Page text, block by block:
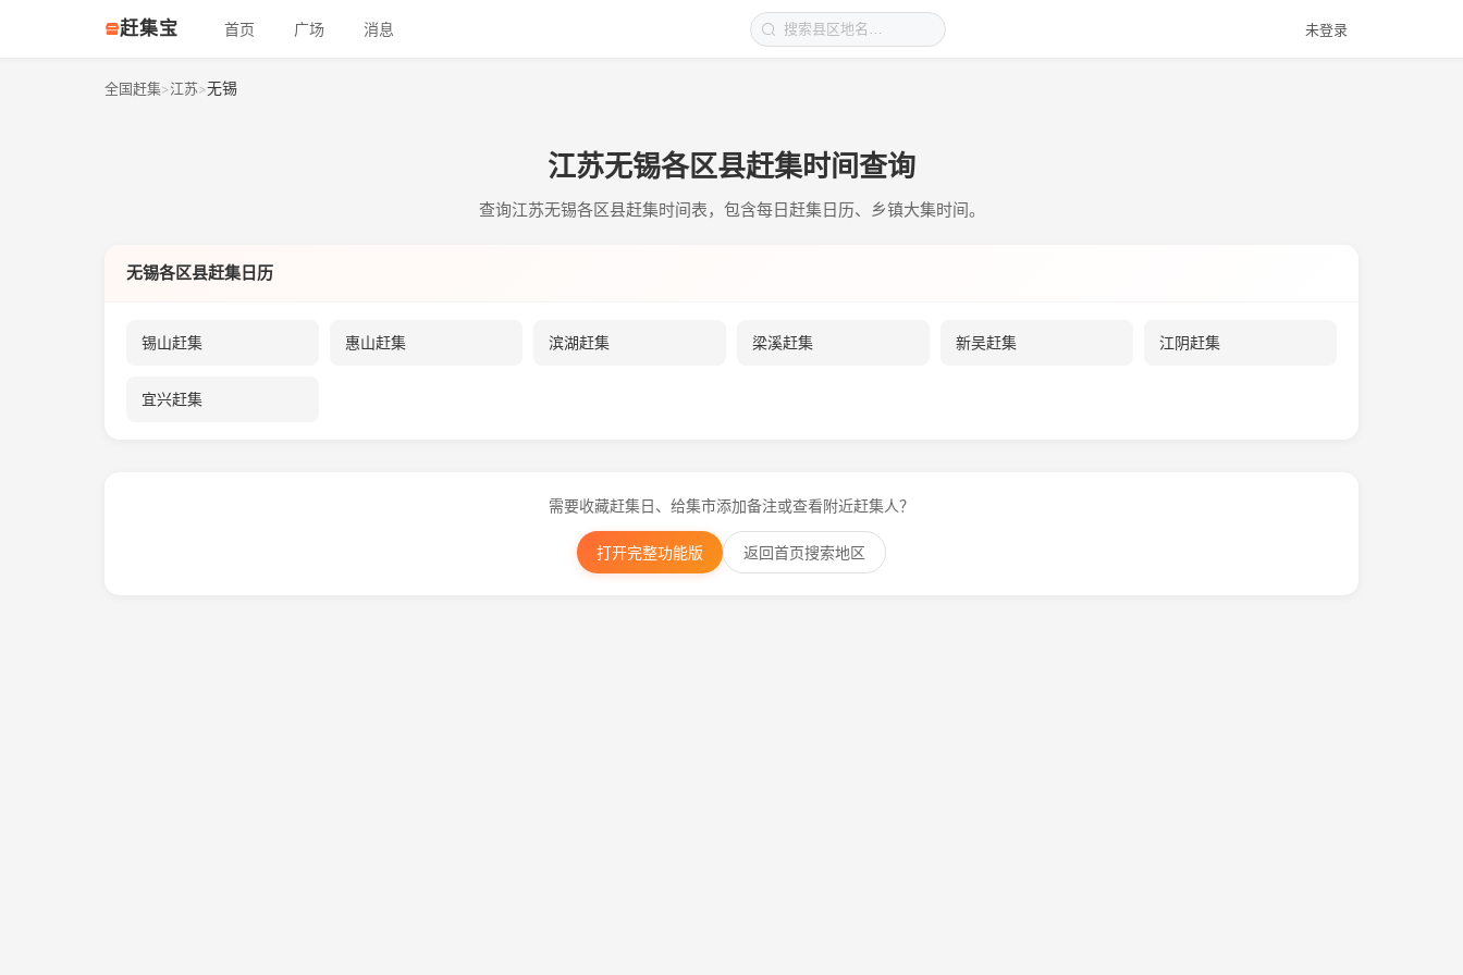
赶集宝 首页 广场 消息 未登录
全国赶集>江苏>无锡
江苏无锡各区县赶集时间查询
查询江苏无锡各区县赶集时间表，包含每日赶集日历、乡镇大集时间。
无锡各区县赶集日历
锡山赶集 惠山赶集 滨湖赶集 梁溪赶集 新吴赶集 江阴赶集
宜兴赶集
需要收藏赶集日、给集市添加备注或查看附近赶集人？
打开完整功能版 返回首页搜索地区